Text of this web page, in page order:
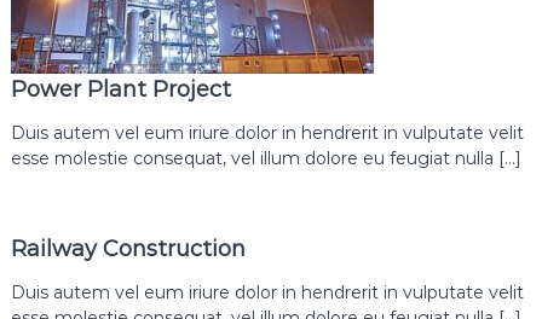
Power Plant Project
Duis autem vel eum iriure dolor in hendrerit in vulputate velit
esse molestie consequat, vel illum dolore eu feugiat nulla […]
Railway Construction
Duis autem vel eum iriure dolor in hendrerit in vulputate velit